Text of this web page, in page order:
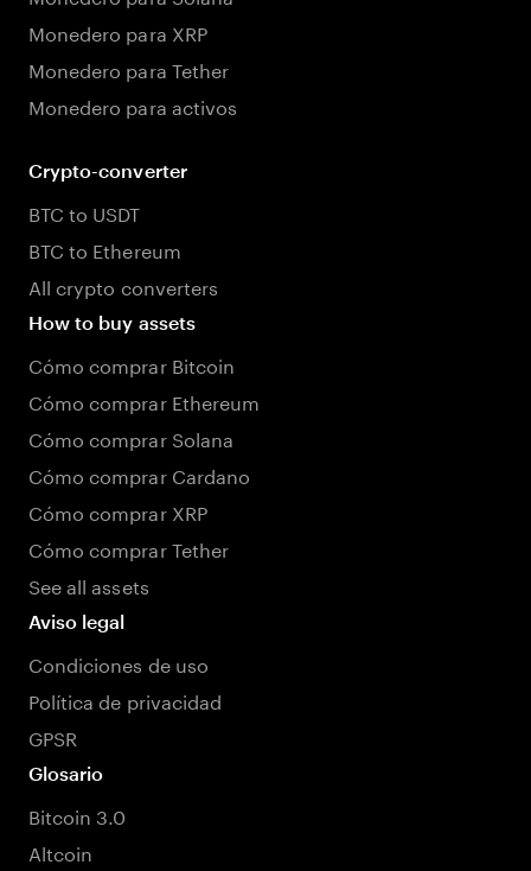
Monedero para XRP
Monedero para Tether
Monedero para activos
Crypto-converter
BTC to USDT
BTC to Ethereum
All crypto converters
How to buy assets
Cómo comprar Bitcoin
Cómo comprar Ethereum
Cómo comprar Solana
Cómo comprar Cardano
Cómo comprar XRP
Cómo comprar Tether
See all assets
Aviso legal
Condiciones de uso
Política de privacidad
GPSR
Glosario
Bitcoin 3.0
Altcoin